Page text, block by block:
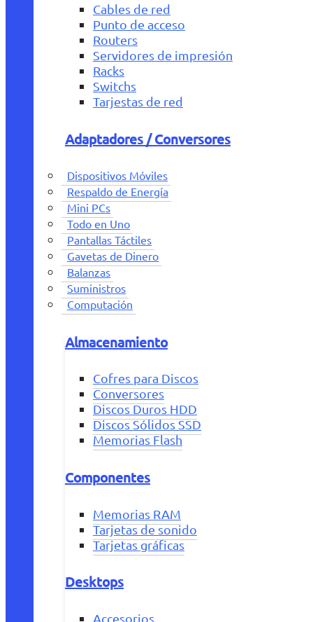
Cables de red
Punto de acceso
Routers
Servidores de impresión
Racks
Switchs
Tarjestas de red
Adaptadores / Conversores
Dispositivos Móviles
Respaldo de Energía
Mini PCs
Todo en Uno
Pantallas Táctiles
Gavetas de Dinero
Balanzas
Suministros
Computación
Almacenamiento
Cofres para Discos
Conversores
Discos Duros HDD
Discos Sólidos SSD
Memorias Flash
Componentes
Memorias RAM
Tarjetas de sonido
Tarjetas gráficas
Desktops
Accesorios